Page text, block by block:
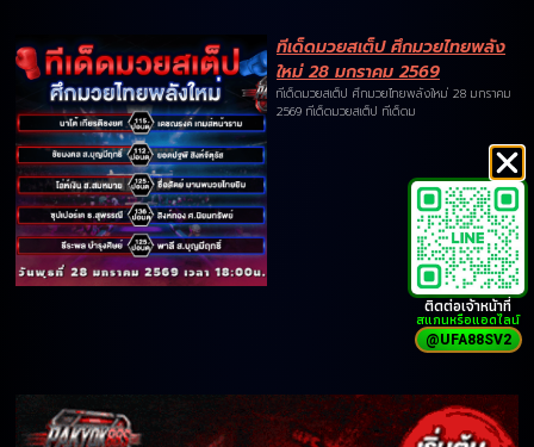
ทีเด็ดมวยสเต็ป ศึกมวยไทยพลัง
ใหม่ 28 มกราคม 2569
ทีเด็ดมวยสเต็ป ศึกมวยไทยพลังใหม่ 28 มกราคม
2569 ทีเด็ดมวยสเต็ป ทีเด็ดม
ติดต่อเจ้าหน้าที่
สแกนหรือแอดไลน์
@UFA88SV2